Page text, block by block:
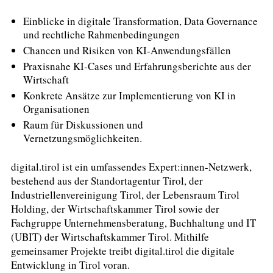
Einblicke in digitale Transformation, Data Governance
und rechtliche Rahmenbedingungen
Chancen und Risiken von KI-Anwendungsfällen
Praxisnahe KI-Cases und Erfahrungsberichte aus der
Wirtschaft
Konkrete Ansätze zur Implementierung von KI in
Organisationen
Raum für Diskussionen und
Vernetzungsmöglichkeiten.
digital.tirol ist ein umfassendes Expert:innen-Netzwerk,
bestehend aus der Standortagentur Tirol, der
Industriellenvereinigung Tirol, der Lebensraum Tirol
Holding, der Wirtschaftskammer Tirol sowie der
Fachgruppe Unternehmensberatung, Buchhaltung und IT
(UBIT) der Wirtschaftskammer Tirol. Mithilfe
gemeinsamer Projekte treibt digital.tirol die digitale
Entwicklung in Tirol voran.